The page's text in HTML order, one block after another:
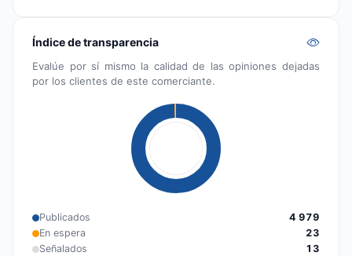
Índice de transparencia
Evalúe por sí mismo la calidad de las opiniones dejadas
por los clientes de este comerciante.
Publicados
4 979
En espera
23
Señalados
13